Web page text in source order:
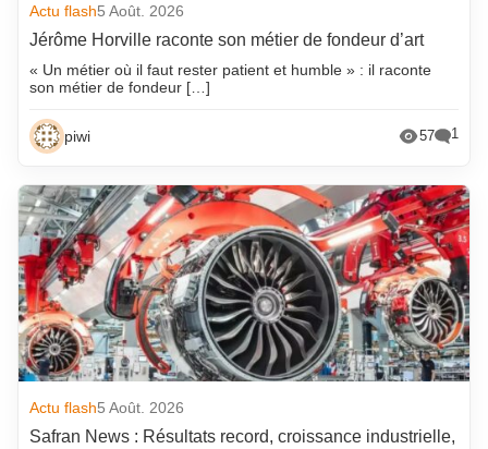
Actu flash5 Août. 2026
Jérôme Horville raconte son métier de fondeur d’art
« Un métier où il faut rester patient et humble » : il raconte
son métier de fondeur […]
piwi 57 1
Actu flash5 Août. 2026
Safran News : Résultats record, croissance industrielle,